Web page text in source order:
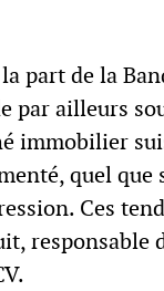
part de la
par ailleurs
immobilier
quel
Ces